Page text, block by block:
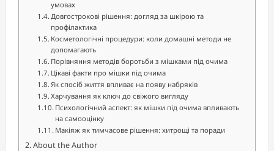
умовах
Довгострокові рішення: догляд за шкірою та
профілактика
Косметологічні процедури: коли домашні методи не
допомагають
Порівняння методів боротьби з мішками під очима
Цікаві факти про мішки під очима
Як спосіб життя впливає на появу набряків
Харчування як ключ до свіжого вигляду
Психологічний аспект: як мішки під очима впливають
на самооцінку
Макіяж як тимчасове рішення: хитрощі та поради
About the Author